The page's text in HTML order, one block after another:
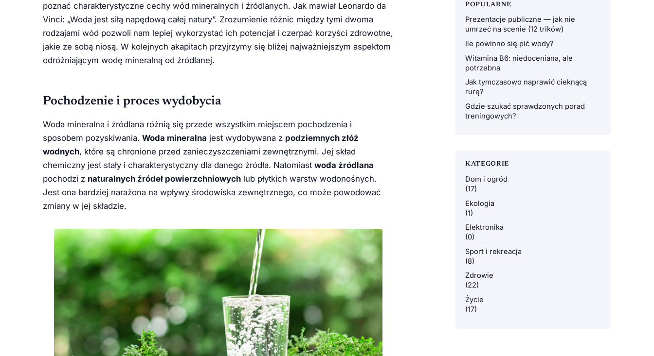
poznać charakterystyczne cechy wód mineralnych i źródlanych. Jak mawiał Leonardo da
Vinci: „Woda jest siłą napędową całej natury”. Zrozumienie różnic między tymi dwoma
rodzajami wód pozwoli nam lepiej wykorzystać ich potencjał i czerpać korzyści zdrowotne,
jakie ze sobą niosą. W kolejnych akapitach przyjrzymy się bliżej najważniejszym aspektom
odróżniającym wodę mineralną od źródlanej.
Pochodzenie i proces wydobycia
Woda mineralna i źródlana różnią się przede wszystkim miejscem pochodzenia i
sposobem pozyskiwania. Woda mineralna jest wydobywana z podziemnych złóż
wodnych, które są chronione przed zanieczyszczeniami zewnętrznymi. Jej skład
chemiczny jest stały i charakterystyczny dla danego źródła. Natomiast woda źródlana
pochodzi z naturalnych źródeł powierzchniowych lub płytkich warstw wodonośnych.
Jest ona bardziej narażona na wpływy środowiska zewnętrznego, co może powodować
zmiany w jej składzie.
POPULARNE
Prezentacje publiczne — jak nie
umrzeć na scenie (12 trików)
Ile powinno się pić wody?
Witamina B6: niedoceniana, ale
potrzebna
Jak tymczasowo naprawić cieknącą
rurę?
Gdzie szukać sprawdzonych porad
treningowych?
KATEGORIE
Dom i ogród
(17)
Ekologia
(1)
Elektronika
(0)
Sport i rekreacja
(8)
Zdrowie
(22)
Życie
(17)